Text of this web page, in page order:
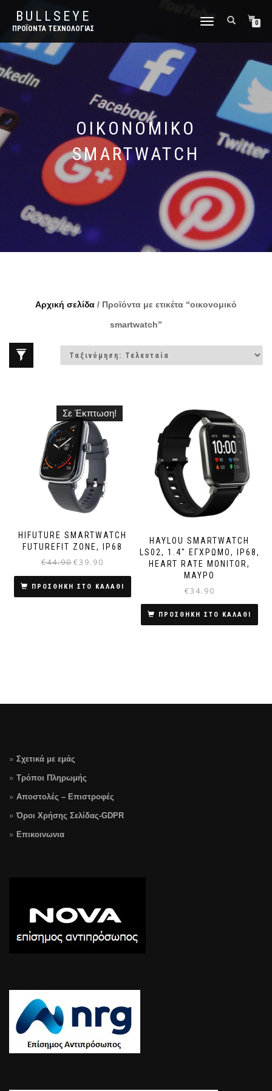
BULLSEYE
ΠΡΟΪΌΝΤΑ ΤΕΧΝΟΛΟΓΊΑΣ
ΕΝΑΛΛΑΓΉ
0
ΟΙΚΟΝΟΜΙΚΌ
SMARTWATCH
Αρχική σελίδα / Προϊόντα με ετικέτα “οικονομικό
smartwatch”
HIFUTURE SMARTWATCH
FUTUREFIT ZONE, IP68
Σε Έκπτωση!
€44.90 Original
was:
€44.90.
€39.90
τιμή
είναι:
ΠΡΟΣΘΗΚΗ ΣΤΟ ΚΑΛΑΘΙ
HAYLOU SMARTWATCH
LS02, 1.4″ ΈΓΧΡΩΜΟ, IP68,
HEART RATE MONITOR,
ΜΑΎΡΟ
€34.90
ΠΡΟΣΘΗΚΗ ΣΤΟ ΚΑΛΑΘΙ
Σχετικά με εμάς
Τρόποι Πληρωμής
Αποστολές – Επιστροφές
Όροι Χρήσης Σελίδας-GDPR
Επικοινωνια